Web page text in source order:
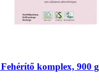
Fehérítő komplex, 900 g